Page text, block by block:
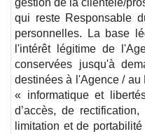
qui reste Responsable
personnelles. La base
l'intérêt légitime de
conservées jusqu'à
destinées à l'Agence /
« informatique et
d’accès, de rectification,
limitation et de